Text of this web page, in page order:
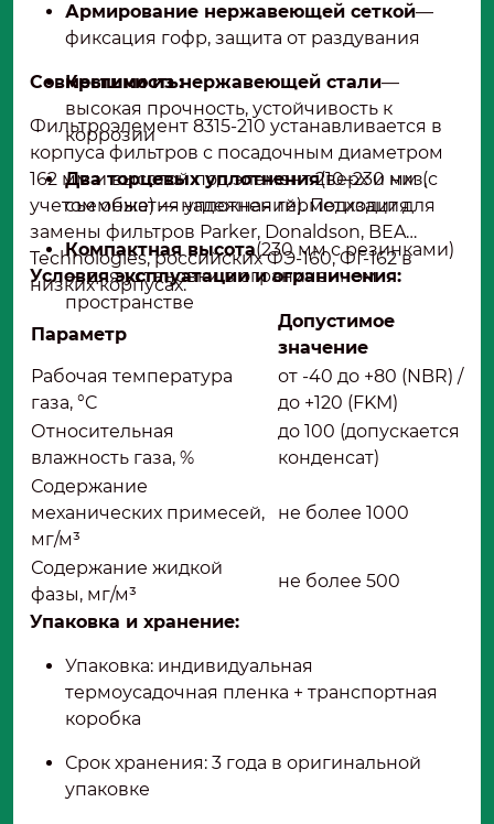
Армирование нержавеющей сеткой—
фиксация гофр, защита от раздувания
Крышки из нержавеющей стали—
высокая прочность, устойчивость к
коррозии
Два торцевых уплотнения(верх и низ,
съемные) — надежная герметизация
Компактная высота(230 мм с резинками)
— для установки в ограниченном
пространстве
Совместимость:
Фильтроэлемент 8315-210 устанавливается в
корпуса фильтров с посадочным диаметром
162 мм и высотой под элемент 210–230 мм (с
учетом обжатия уплотнений). Подходит для
замены фильтров Parker, Donaldson, BEA
Technologies, российских ФЭ-160, ФГ-162 в
низких корпусах.
Условия эксплуатации и ограничения:
Параметр
Допустимое
значение
Рабочая температура
газа, °C
от -40 до +80 (NBR) /
до +120 (FKM)
Относительная
влажность газа, %
до 100 (допускается
конденсат)
Содержание
механических примесей,
мг/м³
не более 1000
Содержание жидкой
фазы, мг/м³
не более 500
Упаковка и хранение:
Упаковка: индивидуальная
термоусадочная пленка + транспортная
коробка
Срок хранения: 3 года в оригинальной
упаковке